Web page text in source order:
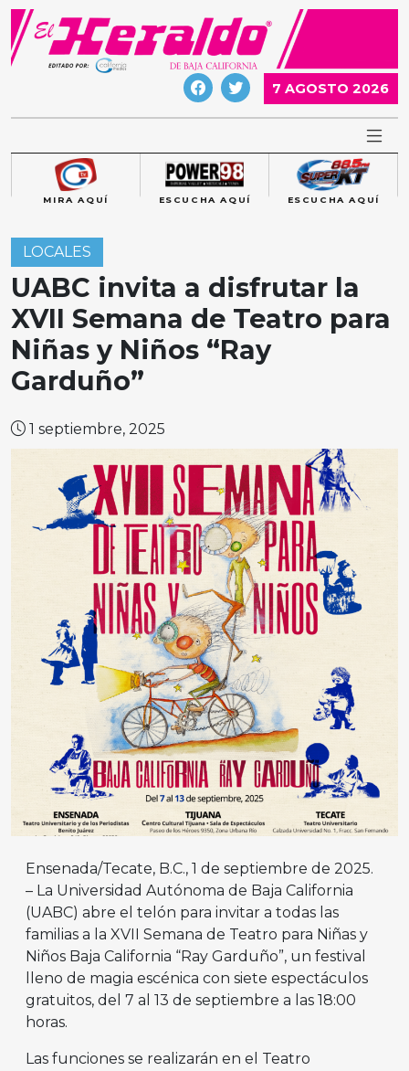
Skip
content
7 AGOSTO 2026
MIRA AQUÍ ESCUCHA AQUÍ ESCUCHA AQUÍ
LOCALES
UABC invita a disfrutar la
XVII Semana de Teatro para
Niñas y Niños “Ray
Garduño”
1 septiembre, 2025
Ensenada/Tecate, B.C., 1 de septiembre de 2025.
– La Universidad Autónoma de Baja California
(UABC) abre el telón para invitar a todas las
familias a la XVII Semana de Teatro para Niñas y
Niños Baja California “Ray Garduño”, un festival
lleno de magia escénica con siete espectáculos
gratuitos, del 7 al 13 de septiembre a las 18:00
horas.
Las funciones se realizarán en el Teatro